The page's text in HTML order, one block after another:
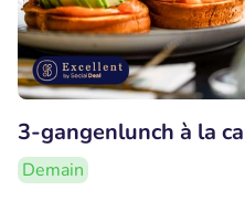
3-gangenlunch à la
Demain